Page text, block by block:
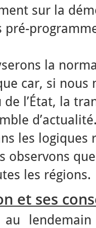
sur la
pré-
la
car, si nous
de l’État, la
les logiques
observons
les régions.
et ses
au